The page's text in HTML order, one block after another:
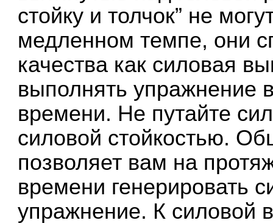
стойку и толчок” не
медленном темпе, они
качества как силовая
выполнять упражнение
времени. Не путайте
силовой стойкостью.
позволяет вам на
времени генерировать
упражнение. К силовой